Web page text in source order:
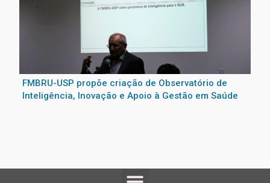
FMBRU-USP propõe criação de Observatório de
Inteligência, Inovação e Apoio à Gestão em Saúde